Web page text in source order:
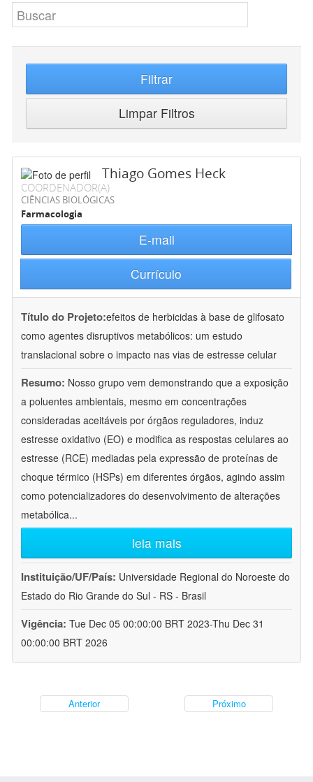
Filtrar
Limpar Filtros
Thiago Gomes Heck
COORDENADOR(A)
CIÊNCIAS BIOLÓGICAS
Farmacologia
E-mail
Currículo
Título do Projeto:efeitos de herbicidas à base de glifosato
como agentes disruptivos metabólicos: um estudo
translacional sobre o impacto nas vias de estresse celular
Resumo: Nosso grupo vem demonstrando que a exposição
a poluentes ambientais, mesmo em concentrações
consideradas aceitáveis por órgãos reguladores, induz
estresse oxidativo (EO) e modifica as respostas celulares ao
estresse (RCE) mediadas pela expressão de proteínas de
choque térmico (HSPs) em diferentes órgãos, agindo assim
como potencializadores do desenvolvimento de alterações
metabólica...
leia mais
Instituição/UF/País: Universidade Regional do Noroeste do
Estado do Rio Grande do Sul - RS - Brasil
Vigência: Tue Dec 05 00:00:00 BRT 2023-Thu Dec 31
00:00:00 BRT 2026
Anterior Próximo